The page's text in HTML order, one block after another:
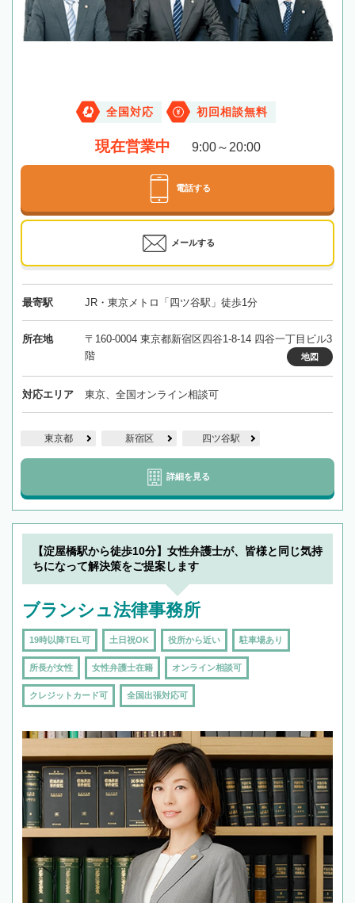
全国対応 初回相談無料
現在営業中 9:00～20:00
電話する
メールする
最寄駅 JR・東京メトロ「四ツ谷駅」徒歩1分
所在地
〒160-0004 東京都新宿区四谷1-8-14 四谷一丁目ビル3
階
地図
対応エリア 東京、全国オンライン相談可
東京都 新宿区 四ツ谷駅
詳細を見る
【淀屋橋駅から徒歩10分】女性弁護士が、皆様と同じ気持
ちになって解決策をご提案します
ブランシュ法律事務所
19時以降TEL可 土日祝OK 役所から近い 駐車場あり
所長が女性 女性弁護士在籍 オンライン相談可
クレジットカード可 全国出張対応可